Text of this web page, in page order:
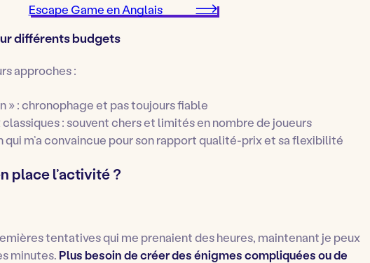
Escape Game en Anglais
différents budgets
approches :
» : chronophage et pas toujours fiable
: souvent chers et limités en nombre de joueurs
qui m’a convaincue pour son rapport qualité-prix et sa flexibilité
place l’activité ?
tentatives qui me prenaient des heures, maintenant je peux
minutes. Plus besoin de créer des énigmes compliquées ou de